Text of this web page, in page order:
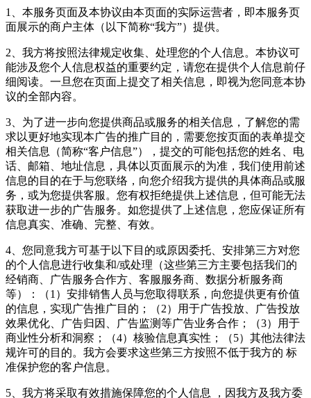
1、本服务页面及本协议由本页面的实际运营者，即本服务页
面展示的商户主体（以下简称“我方”）提供。
2、我方将按照法律规定收集、处理您的个人信息。本协议可
能涉及您个人信息权益的重要约定，请您在提供个人信息前仔
细阅读。一旦您在页面上提交了相关信息，即视为您同意本协
议的全部内容。
3、为了进一步向您提供商品或服务的相关信息，了解您的需
求以更好地实现本广告的推广目的，需要您按页面的表单提交
相关信息（简称“客户信息”），提交的可能包括您的姓名、电
话、邮箱、地址信息，具体以页面展示的为准，我们使用前述
信息的目的在于与您联络，向您介绍我方提供的具体商品或服
务，或为您提供客服。您有权拒绝提供上述信息，但可能无法
获取进一步的广告服务。如您提供了上述信息，您应保证所有
信息真实、准确、完整、有效。
4、您同意我方可基于以下目的或原因委托、安排第三方对您
的个人信息进行收集和/或处理（这些第三方主要包括我们的
经销商、广告服务合作方、客服服务商、数据分析服务商
等）：（1）安排销售人员与您取得联系，向您提供更有价值
的信息，实现广告推广目的；（2）用于广告投放、广告投放
效果优化、广告归因、广告监测等广告业务合作；（3）用于
商业性分析和洞察；（4）核验信息真实性；（5）其他法律法
规许可的目的。我方会要求这些第三方按照不低于我方的 标
准保护您的客户信息。
5、我方将采取有效措施保障您的个人信息 ，因我方及我方委